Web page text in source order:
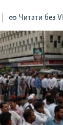
Читати без